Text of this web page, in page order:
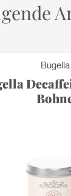
Bugella